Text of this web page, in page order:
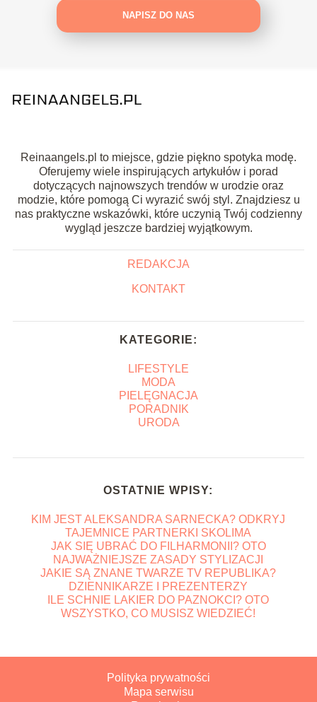
NAPISZ DO NAS
Reinaangels.pl to miejsce, gdzie piękno spotyka modę.
Oferujemy wiele inspirujących artykułów i porad
dotyczących najnowszych trendów w urodzie oraz
modzie, które pomogą Ci wyrazić swój styl. Znajdziesz u
nas praktyczne wskazówki, które uczynią Twój codzienny
wygląd jeszcze bardziej wyjątkowym.
REDAKCJA
KONTAKT
KATEGORIE:
LIFESTYLE
MODA
PIELĘGNACJA
PORADNIK
URODA
OSTATNIE WPISY:
KIM JEST ALEKSANDRA SARNECKA? ODKRYJ
TAJEMNICE PARTNERKI SKOLIMA
JAK SIĘ UBRAĆ DO FILHARMONII? OTO
NAJWAŻNIEJSZE ZASADY STYLIZACJI
JAKIE SĄ ZNANE TWARZE TV REPUBLIKA?
DZIENNIKARZE I PREZENTERZY
ILE SCHNIE LAKIER DO PAZNOKCI? OTO
WSZYSTKO, CO MUSISZ WIEDZIEĆ!
Polityka prywatności
Mapa serwisu